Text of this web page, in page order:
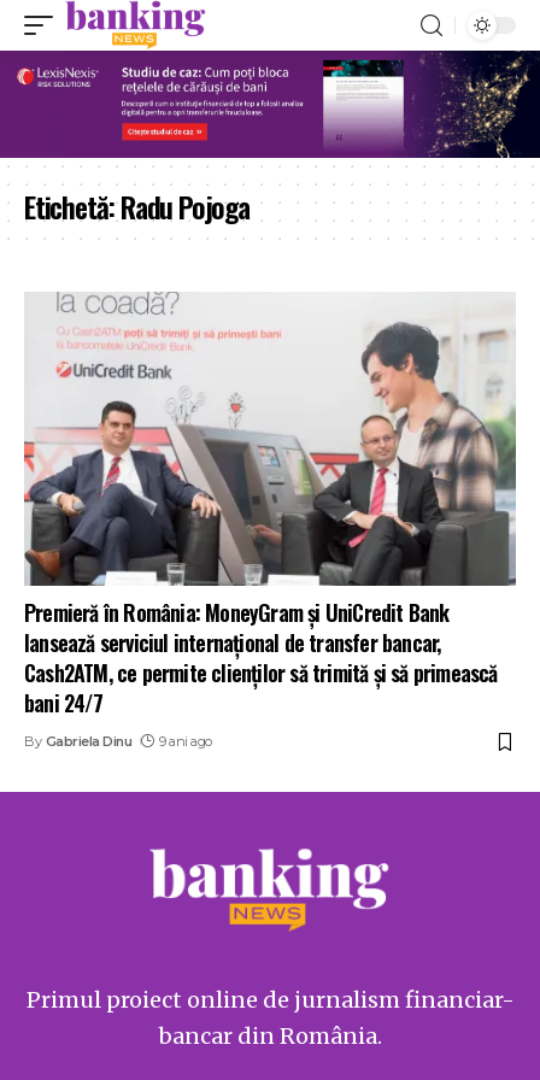
Etichetă:Radu Pojoga
Premieră în România: MoneyGram şi UniCredit Bank
lansează serviciul internațional de transfer bancar,
Cash2ATM, ce permite clienților să trimită și să primească
bani 24/7
By Gabriela Dinu 9 ani ago
Primul proiect online de jurnalism financiar-
bancar din România.